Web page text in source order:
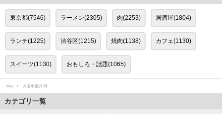
東京都(7546) ラーメン(2305) 肉(2253) 居酒屋(1804)
ランチ(1225) 渋谷区(1215) 焼肉(1138) カフェ(1130)
スイーツ(1130) おもしろ・話題(1065)
favy 大阪串揚げ 絆
カテゴリ一覧